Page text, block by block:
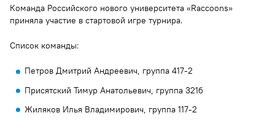
Команда Российского нового университета «Raccoоns»
приняла участие в стартовой игре турнира.
Список команды:
Петров Дмитрий Андреевич, группа 417-2
Присятский Тимур Анатольевич, группа 321б
Жиляков Илья Владимирович, группа 117-2